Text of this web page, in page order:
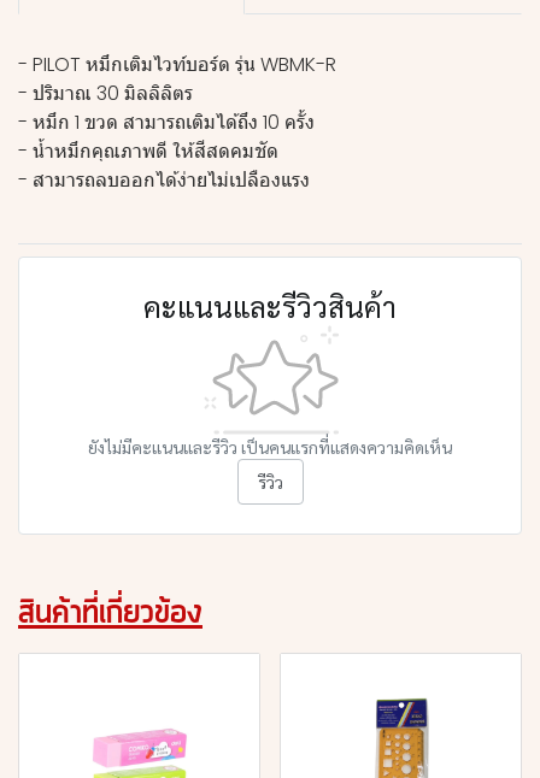
- PILOT หมึกเติมไวท์บอร์ด รุ่น WBMK-R
- ปริมาณ 30 มิลลิลิตร
- หมึก 1 ขวด สามารถเติมได้ถึง 10 ครั้ง
- น้ำหมึกคุณภาพดี ให้สีสดคมชัด
- สามารถลบออกได้ง่ายไม่เปลืองแรง
คะแนนและรีวิวสินค้า
ยังไม่มีคะแนนและรีวิว เป็นคนแรกที่แสดงความคิดเห็น
รีวิว
สินค้าที่เกี่ยวข้อง